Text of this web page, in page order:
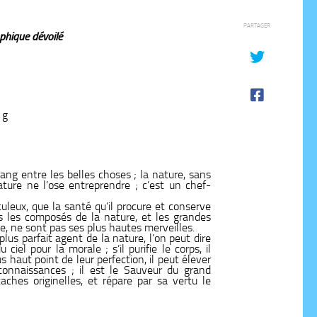
dévoilé
entre les belles choses ; la nature, sans
ne l’ose entreprendre ; c’est un chef-
que la santé qu’il procure et conserve
composés de la nature, et les grandes
ne sont pas ses plus hautes merveilles.
parfait agent de la nature, l’on peut dire
ciel pour la morale ; s’il purifie le corps, il
haut point de leur perfection, il peut élever
; il est le Sauveur du grand
originelles, et répare par sa vertu le
PARTAGER